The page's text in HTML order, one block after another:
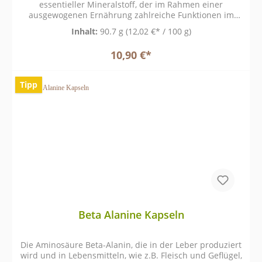
Kapseln ist einfach: Die Kapseln sind leicht schluckbar
und leicht verdaulich. Sie sind auch optimal zur
Einnahme für unterwegs geeignet. ● 2 x 1 Kapsel täglich
mit reichlich Flüssigkeit einnehmen. ● Einzeldosis: 1
Kapsel Abpackmenge & Inhalt ● 45 g Nettofüllmenge ●
90 Kapseln á 400 mg Inhalt Zu beachten Die
überschritten werden. Das Nahrungsergänzungsmittel
ist kein Ersatz für eine ausgewogene und
essentieller Mineralstoff, der im Rahmen einer
ausgewogenen Ernährung zahlreiche Funktionen im
Inhalt: 90.7 g (12,02 €* / 100 g)
10,90 €*
Tipp
Beta Alanine Kapseln
Die Aminosäure Beta-Alanin, die in der Leber produziert
wird und in Lebensmitteln, wie z.B. Fleisch und Geflügel,